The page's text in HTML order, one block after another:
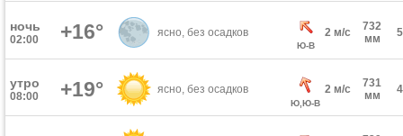
ночь
02:00 +16° ясно, без осадков
Ю-В
2 м/с
732
мм
утро
08:00 +19° ясно, без осадков
Ю,Ю-В
2 м/с
731
мм